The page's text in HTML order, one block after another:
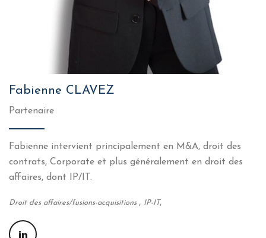
Fabienne CLAVEZ
Partenaire
Fabienne intervient principalement en M&A, droit des
contrats, Corporate et plus généralement en droit des
affaires, dont IP/IT.
Droit des affaires/fusions-acquisitions , IP-IT,